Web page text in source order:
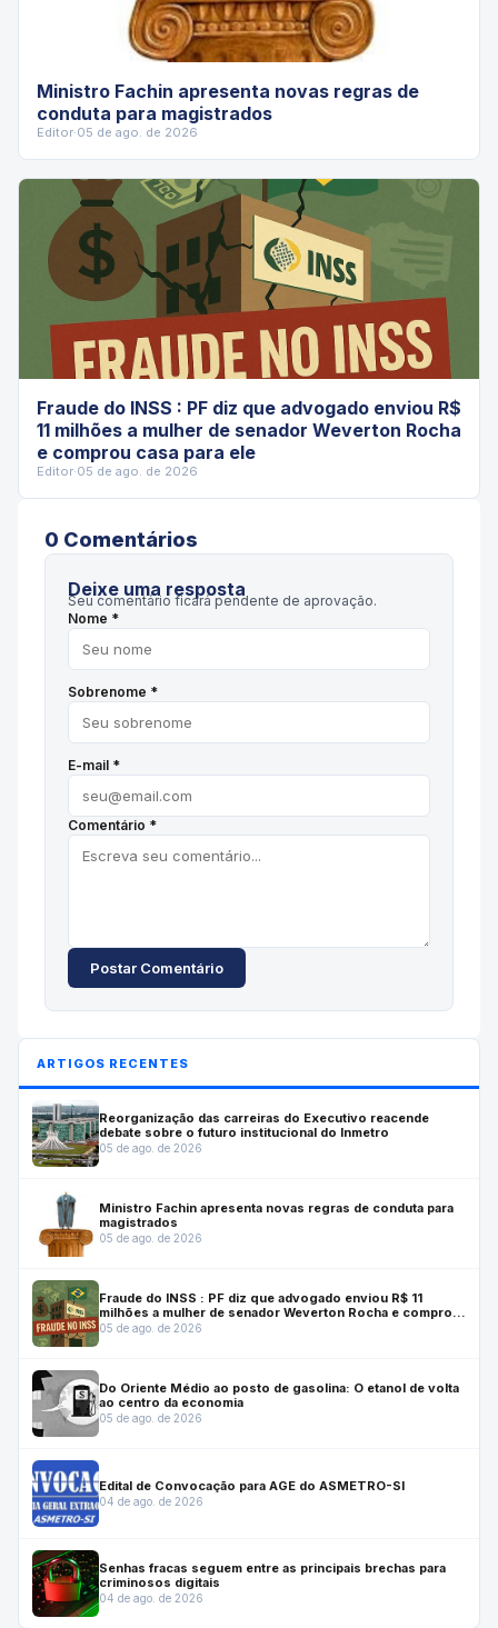
Ministro Fachin apresenta novas regras de
conduta para magistrados
Editor·05 de ago. de 2026
Fraude do INSS : PF diz que advogado enviou R$
11 milhões a mulher de senador Weverton Rocha
e comprou casa para ele
Editor·05 de ago. de 2026
0 Comentários
Deixe uma resposta
Seu comentário ficará pendente de aprovação.
Nome *
Sobrenome *
E-mail *
Comentário *
Postar Comentário
ARTIGOS RECENTES
Reorganização das carreiras do Executivo reacende
debate sobre o futuro institucional do Inmetro
05 de ago. de 2026
Ministro Fachin apresenta novas regras de conduta para
magistrados
05 de ago. de 2026
Fraude do INSS : PF diz que advogado enviou R$ 11
milhões a mulher de senador Weverton Rocha e comprou
casa para ele
05 de ago. de 2026
Do Oriente Médio ao posto de gasolina: O etanol de volta
ao centro da economia
05 de ago. de 2026
Edital de Convocação para AGE do ASMETRO-SI
04 de ago. de 2026
Senhas fracas seguem entre as principais brechas para
criminosos digitais
04 de ago. de 2026